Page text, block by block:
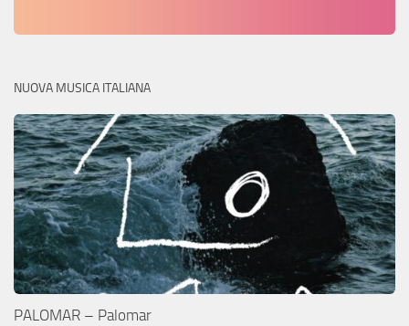
NUOVA MUSICA ITALIANA
PALOMAR – Palomar